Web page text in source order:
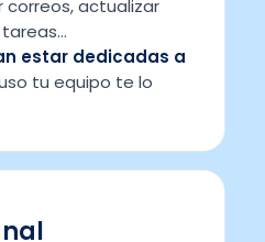
correos, actualizar
estar dedicadas a
tu equipo te lo